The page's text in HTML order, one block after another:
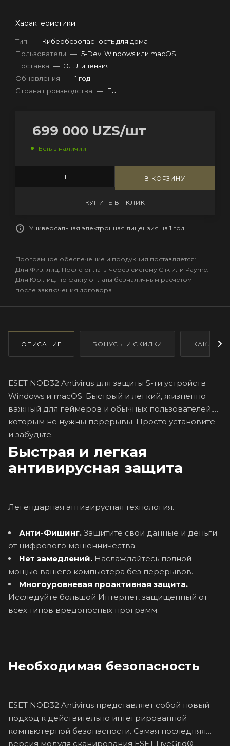
Характеристики
Тип — Кибербезопасность для дома
Пользователи — 5-Dev. Windows или macOS
Поставка — Эл. Лицензия
Обновления — 1 год
Страна производства — EU
699 000 UZS/шт
Есть в наличии
В КОРЗИНУ
КУПИТЬ В 1 КЛИК
Универсальная электронная лицензия на 1 год
Програмное обеспечение и продукция поставляется:
Для Физ. лиц: После оплаты через систему Clik или Payme.
Для Юр.лиц: по факту оплаты безналичным расчётом
после заключения договора.
ОПИСАНИЕ БОНУСЫ И СКИДКИ КАК
ESET NOD32 Antivirus для защиты 5-ти устройств
Windows и macOS. Быстрый и легкий, жизненно
важный для геймеров и обычных пользователей,
которым не нужны перерывы. Просто установите
и забудьте.
Быстрая и легкая
антивирусная защита
Легендарная антивирусная технология.
Анти-Фишинг. Защитите свои данные и деньги
от цифрового мошенничества.
Нет замедлений. Наслаждайтесь полной
мощью вашего компьютера без перерывов.
Многоуровневая проактивная защита.
Исследуйте большой Интернет, защищенный от
всех типов вредоносных программ.
Необходимая безопасность
ESET NOD32 Antivirus представляет собой новый
подход к действительно интегрированной
компьютерной безопасности. Самая последняя
версия модуля сканирования ESET LiveGrid®